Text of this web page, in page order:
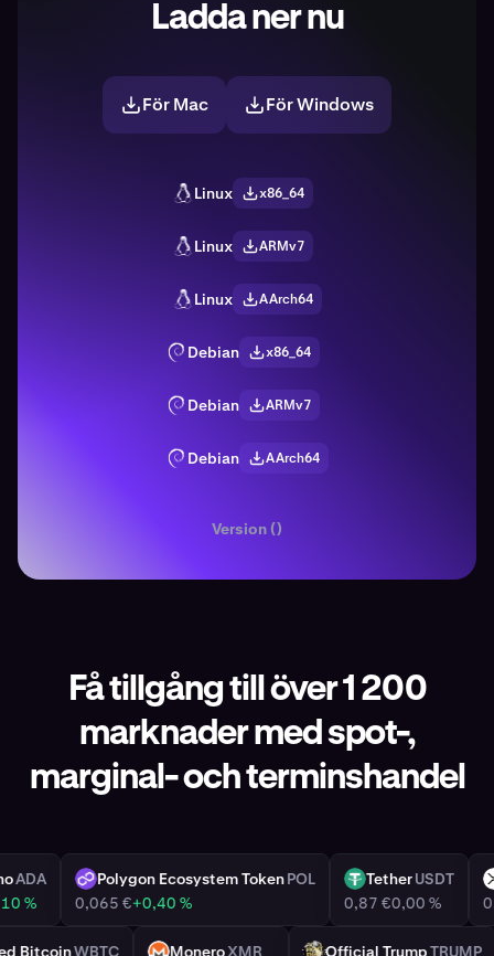
Ladda ner nu
För Mac För Windows
Linux x86_64
Linux ARMv7
Linux AArch64
Debian x86_64
Debian ARMv7
Debian AArch64
Version ()
Få tillgång till över 1 200
marknader med spot-,
marginal- och terminshandel
ADA
€+7,10 %
POL Polygon Ecosystem Token
POL
0,065 €+0,40 %
USDTTetherUSDT
0,87 € 0,00 %
BitcoinWBTC XMR MoneroXMR TRUMPOfficial Trump